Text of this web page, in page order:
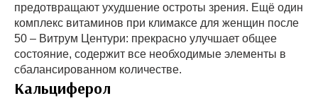
предотвращают ухудшение остроты зрения. Ещё один
комплекс витаминов при климаксе для женщин после
50 – Витрум Центури: прекрасно улучшает общее
состояние, содержит все необходимые элементы в
сбалансированном количестве.
Кальциферол